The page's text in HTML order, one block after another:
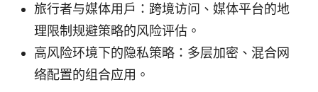
旅行者与媒体用户：跨境访问、媒体平台的地
理限制规避策略的风险评估。
高风险环境下的隐私策略：多层加密、混合网
络配置的组合应用。